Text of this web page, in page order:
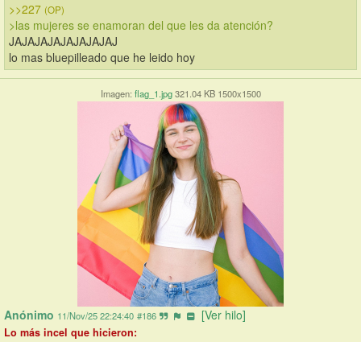
>>227 (OP)
>las mujeres se enamoran del que les da atención?
JAJAJAJAJAJAJAJAJ
lo mas bluepilleado que he leido hoy
Imagen: flag_1.jpg 321.04 KB 1500x1500
Anónimo 11/Nov/25 22:24:40 #186 [Ver hilo]
Lo más incel que hicieron: